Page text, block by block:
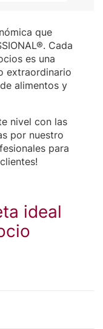
que
Cada
es una
extraordinario
alimentos y
nivel con las
por nuestro
para
ideal